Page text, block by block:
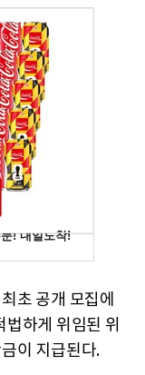
초 공개 모집에
하게 위임된 위
이 지급된다.